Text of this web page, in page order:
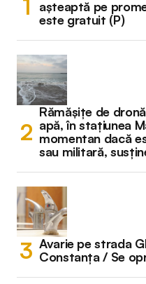
așteaptă pe
este gratuit (P)
Rămășițe de
apă, în stațiunea
momentan dacă
sau militară,
Avarie pe strada
Constanța / Se